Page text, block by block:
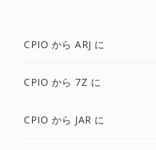
CPIO から ARJ に
CPIO から 7Z に
CPIO から JAR に